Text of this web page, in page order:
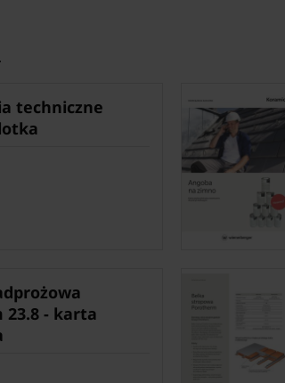
techniczne
23.8 - karta